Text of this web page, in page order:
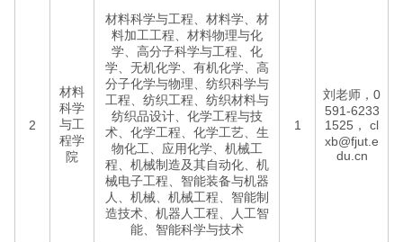
2
材料
科学
与工
程学
院
材料科学与工程、材料学、材
料加工工程、材料物理与化
学、高分子科学与工程、化
学、无机化学、有机化学、高
分子化学与物理、纺织科学与
工程、纺织工程、纺织材料与
纺织品设计、化学工程与技
术、化学工程、化学工艺、生
物化工、应用化学、机械工
程、机械制造及其自动化、机
械电子工程、智能装备与机器
人、机械、机械工程、智能制
造技术、机器人工程、人工智
能、智能科学与技术
1
刘老师，0
591-6233
1525，
cl
xb@fjut.e
du.cn